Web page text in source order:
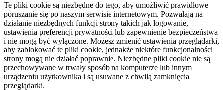
Te pliki cookie są niezbędne do tego, aby umożliwić prawidłowe
poruszanie się po naszym serwisie internetowym. Pozwalają na
działanie niezbędnych funkcji strony takich jak logowanie,
ustawienia preferencji prywatności lub zapewnienie bezpieczeństwa
i nie mogą być wyłączone. Możesz zmienić ustawienia przeglądarki,
aby zablokować te pliki cookie, jednakże niektóre funkcjonalności
strony mogą nie działać poprawnie. Niezbędne pliki cookie nie są
przechowywane w trwały sposób na komputerze lub innym
urządzeniu użytkownika i są usuwane z chwilą zamknięcia
przeglądarki.